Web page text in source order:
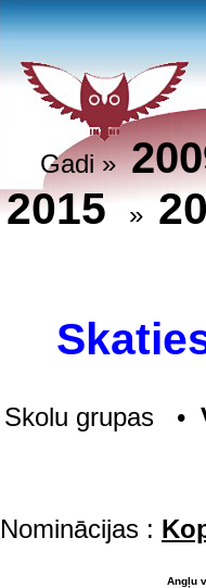
Gadi »
2015 »
Skolu grupas •
Nominācijas :
Angļu